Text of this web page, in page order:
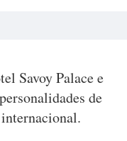
Savoy Palace e
de